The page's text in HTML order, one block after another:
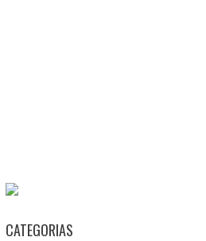
CATEGORIAS